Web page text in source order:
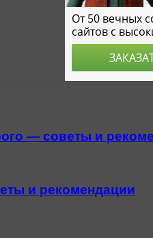
— советы и
и рекомендации